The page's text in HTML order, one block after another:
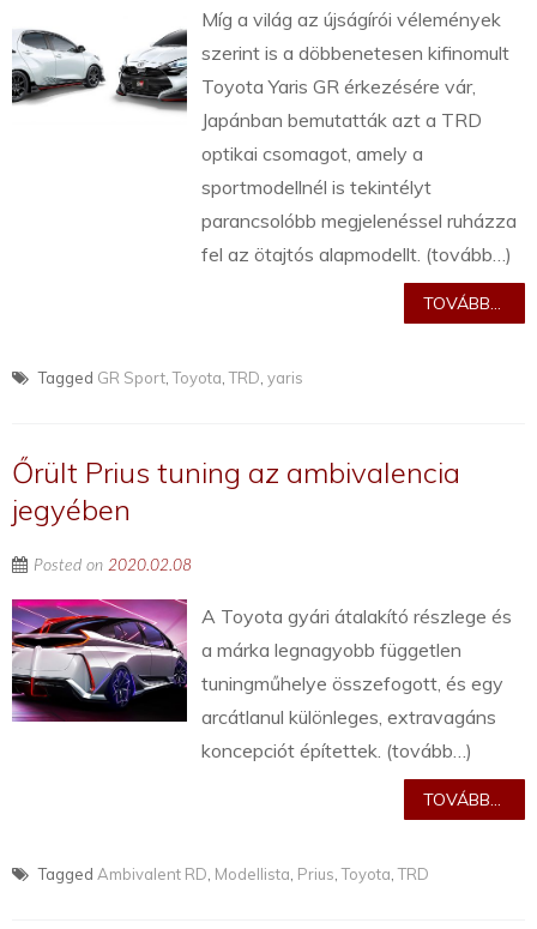
Míg a világ az újságírói vélemények
szerint is a döbbenetesen kifinomult
Toyota Yaris GR érkezésére vár,
Japánban bemutatták azt a TRD
optikai csomagot, amely a
sportmodellnél is tekintélyt
parancsolóbb megjelenéssel ruházza
fel az ötajtós alapmodellt. (tovább…)
TOVÁBB...
Tagged GR Sport ,Toyota ,TRD yaris
Őrült Prius tuning az ambivalencia
jegyében
Posted on 2020.02.08
A Toyota gyári átalakító részlege és
a márka legnagyobb független
tuningműhelye összefogott, és egy
arcátlanul különleges, extravagáns
koncepciót építettek. (tovább…)
TOVÁBB...
Tagged Ambivalent RD Modellista Prius ,Toyota ,TRD